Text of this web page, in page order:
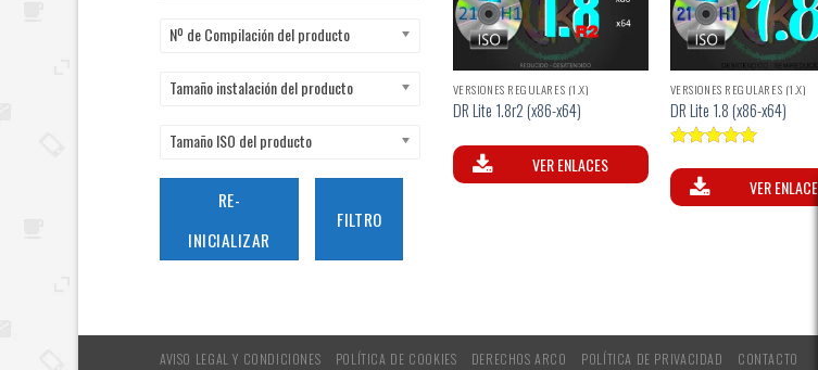
Nº de Compilación del producto
Tamaño instalación del producto
Tamaño ISO del producto
RE-
INICIALIZAR
FILTRO
VERSIONES REGULARES (1.X)
DR Lite 1.8r2 (x86-x64)
VER ENLACES
VERSIONES REGULARES (1.X)
DR Lite 1.8 (x86-x64)
con
de 5VER
AVISO LEGAL Y CONDICIONES POLÍTICA DE COOKIES DERECHOS ARCO POLÍTICA DE PRIVACIDAD CONTACTO